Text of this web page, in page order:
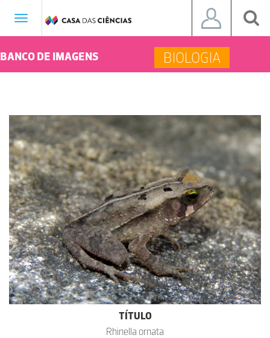
Toggle
BANCO DE IMAGENS BIOLOGIA
TÍTULO
Rhinella ornata